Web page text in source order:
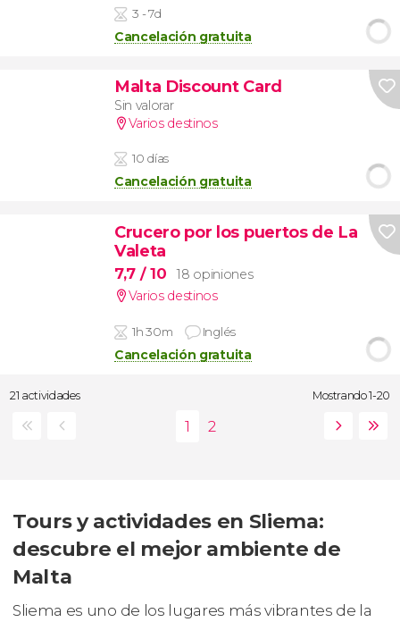
3 - 7d
Cancelación gratuita
Malta Discount Card
Sin valorar
Varios destinos
10 días
Cancelación gratuita
Crucero por los puertos de La
Valeta
7,7 / 10
18 opiniones
Varios destinos
1h 30m Inglés
Cancelación gratuita
21 actividades Mostrando 1-20
Tours y actividades en Sliema:
descubre el mejor ambiente de
Malta
Sliema es uno de los lugares más vibrantes de la